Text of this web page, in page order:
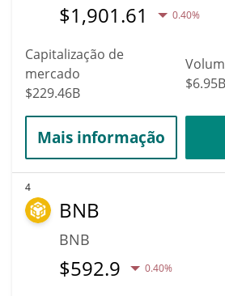
$1,901.61 0.40%
Capitalização de
mercado
$229.46B
$6.95B
Mais informação
4
BNB
BNB
$592.9 0.40%